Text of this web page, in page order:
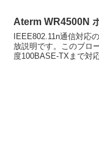
Aterm WR4500N
IEEE802.11n通信対応
放説明です。このブロ
度100BASE-TXまで対